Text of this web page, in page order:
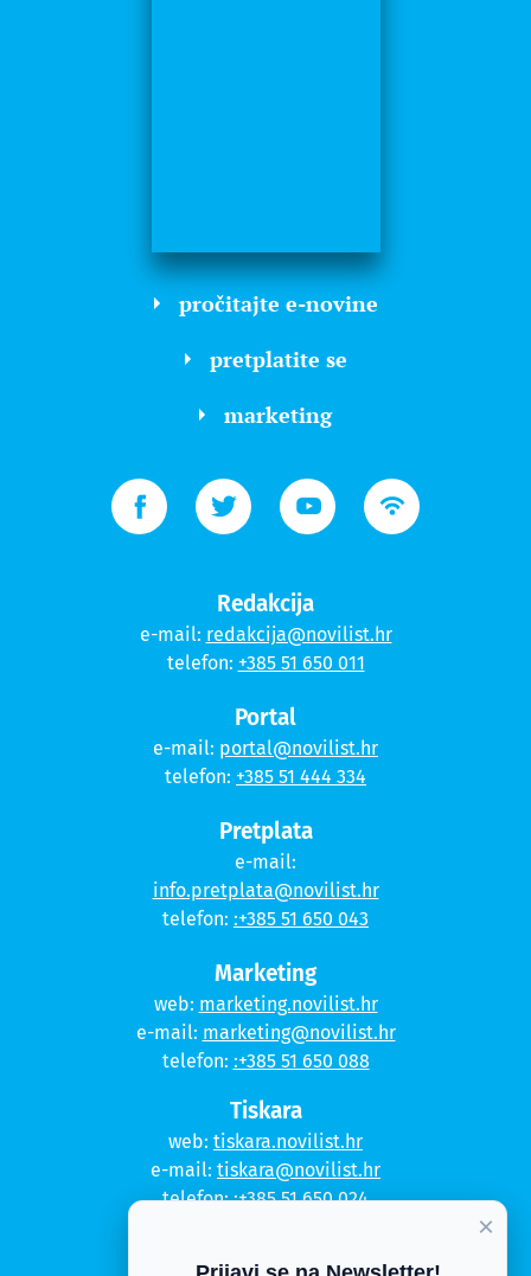
pročitajte e-novine
pretplatite se
marketing
Redakcija
e-mail: redakcija@novilist.hr
telefon: +385 51 650 011
Portal
e-mail: portal@novilist.hr
telefon: +385 51 444 334
Pretplata
e-mail:
info.pretplata@novilist.hr
telefon: :+385 51 650 043
Marketing
web: marketing.novilist.hr
e-mail: marketing@novilist.hr
telefon: :+385 51 650 088
Tiskara
web: tiskara.novilist.hr
e-mail: tiskara@novilist.hr
telefon::+385 51 650 024
×